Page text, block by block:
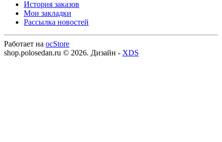
История заказов
Мои закладки
Рассылка новостей
Работает на ocStore
shop.polosedan.ru © 2026. Дизайн - XDS